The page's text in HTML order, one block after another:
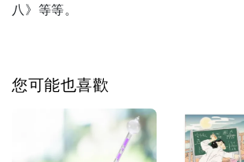
八》等等。
您可能也喜歡